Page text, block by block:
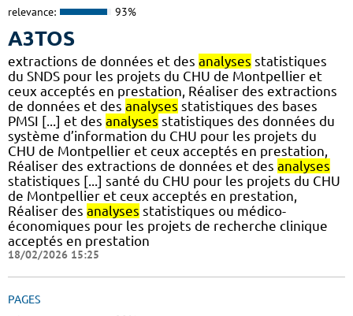
relevance: 93%
A3TOS
extractions de données et des analyses statistiques
du SNDS pour les projets du CHU de Montpellier et
ceux acceptés en prestation, Réaliser des extractions
de données et des analyses statistiques des bases
PMSI [...] et des analyses statistiques des données du
système d’information du CHU pour les projets du
CHU de Montpellier et ceux acceptés en prestation,
Réaliser des extractions de données et des analyses
statistiques [...] santé du CHU pour les projets du CHU
de Montpellier et ceux acceptés en prestation,
Réaliser des analyses statistiques ou médico-
économiques pour les projets de recherche clinique
acceptés en prestation
18/02/2026 15:25
PAGES